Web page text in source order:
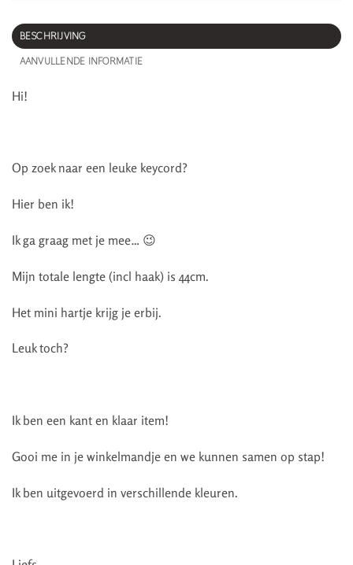
BESCHRIJVING
AANVULLENDE INFORMATIE
Hi!
Op zoek naar een leuke keycord?
Hier ben ik!
Ik ga graag met je mee… 😉
Mijn totale lengte (incl haak) is 44cm.
Het mini hartje krijg je erbij.
Leuk toch?
Ik ben een kant en klaar item!
Gooi me in je winkelmandje en we kunnen samen op stap!
Ik ben uitgevoerd in verschillende kleuren.